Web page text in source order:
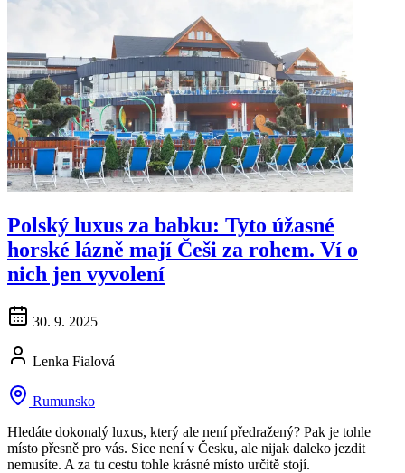
Polský luxus za babku: Tyto úžasné
horské lázně mají Češi za rohem. Ví o
nich jen vyvolení
30. 9. 2025
Lenka Fialová
Rumunsko
Hledáte dokonalý luxus, který ale není předražený? Pak je tohle
místo přesně pro vás. Sice není v Česku, ale nijak daleko jezdit
nemusíte. A za tu cestu tohle krásné místo určitě stojí.